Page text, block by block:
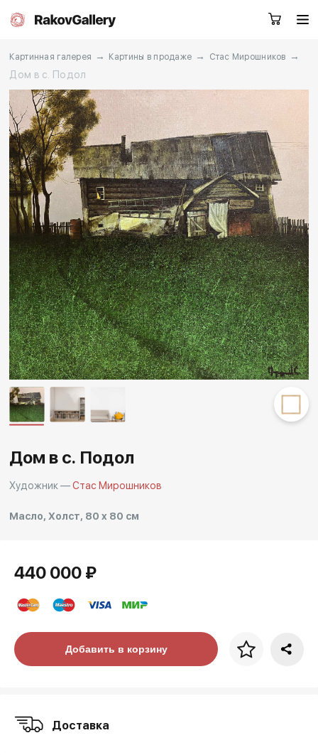
Москва
RU EN CN
Каталог Художники
О нас Услуги
События Контакты
Другие проекты
Rakov
baget
Rakov
special
Заказать звонок
Картинная галерея → Картины в продаже → Стас Мирошников
→
Дом в с. Подол
Дом в с. Подол
Художник —Стас Мирошников
Масло, Холст, 80 x 80 см
440 000 ₽
Цена за багетДобавить в корзину
Доставка